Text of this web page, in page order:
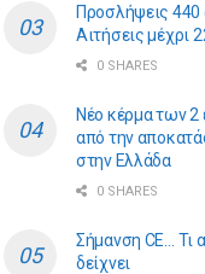
Προσλήψεις 440
Αιτήσεις μέχρι
0 SHARES
Νέο κέρμα των 2
από την
στην Ελλάδα
0 SHARES
Σήμανση CE… Τι
δείχνει